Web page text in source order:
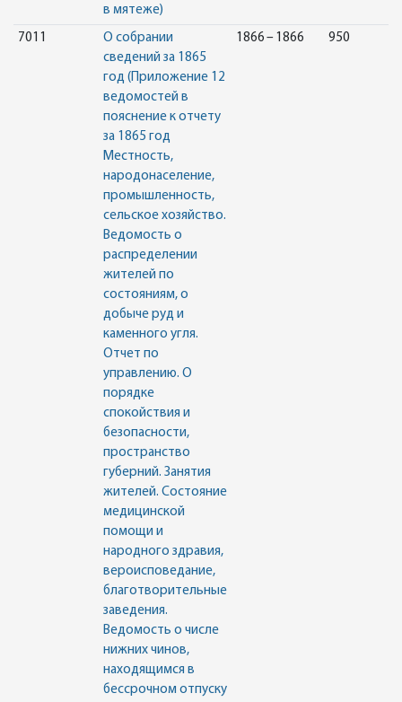
в мятеже)
7011
О собрании
сведений за 1865
год (Приложение 12
ведомостей в
пояснение к отчету
за 1865 год
Местность,
народонаселение,
промышленность,
сельское хозяйство.
Ведомость о
распределении
жителей по
состояниям, о
добыче руд и
каменного угля.
Отчет по
управлению. О
порядке
спокойствия и
безопасности,
пространство
губерний. Занятия
жителей. Состояние
медицинской
помощи и
народного здравия,
вероисповедание,
благотворительные
заведения.
Ведомость о числе
нижних чинов,
находящимся в
бессрочном отпуску
1866 – 1866 950